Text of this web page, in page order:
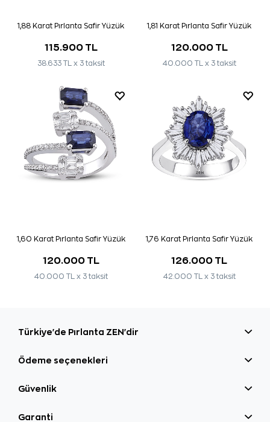
1,88 Karat Pırlanta Safir Yüzük
115.900 TL
38.633 TL x 3 taksit
1,81 Karat Pırlanta Safir Yüzük
120.000 TL
40.000 TL x 3 taksit
1,60 Karat Pırlanta Safir Yüzük
120.000 TL
40.000 TL x 3 taksit
1,76 Karat Pırlanta Safir Yüzük
126.000 TL
42.000 TL x 3 taksit
Türkiye'de Pırlanta ZEN'dir
Ödeme seçenekleri
Güvenlik
Garanti